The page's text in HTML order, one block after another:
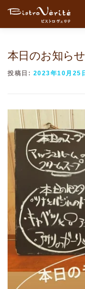
コンテンツへスキップ
本日のお知らせ
投稿日: 2023年10月25